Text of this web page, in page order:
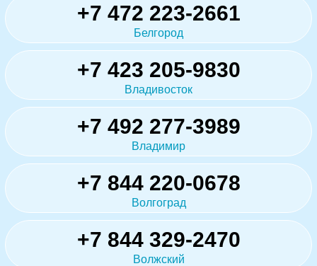
+7 472 223-2661
Белгород
+7 423 205-9830
Владивосток
+7 492 277-3989
Владимир
+7 844 220-0678
Волгоград
+7 844 329-2470
Волжский